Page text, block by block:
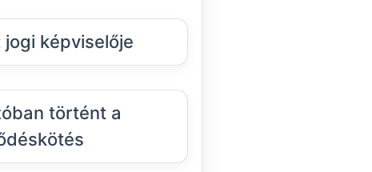
jogi képviselője
történt a